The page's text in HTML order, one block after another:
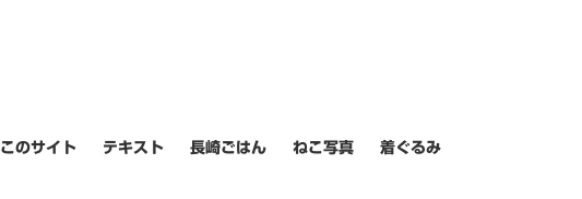
このサイト テキスト 長崎ごはん ねこ写真 着ぐるみ